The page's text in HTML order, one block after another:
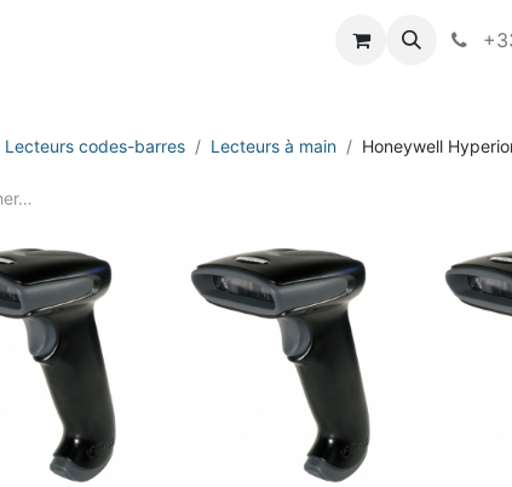
Lecteurs codes-barres Lecteurs à main Honeywell